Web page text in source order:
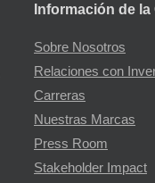
Información de
Sobre Nosotros
Relaciones con
Carreras
Nuestras Marcas
Press Room
Stakeholder Impact